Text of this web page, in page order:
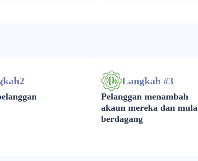
Langkah #3
Pelanggan menambah
akaun mereka dan mula
berdagang